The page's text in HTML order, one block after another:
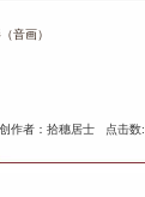
音画）
作者：拾穗居士 点击数: